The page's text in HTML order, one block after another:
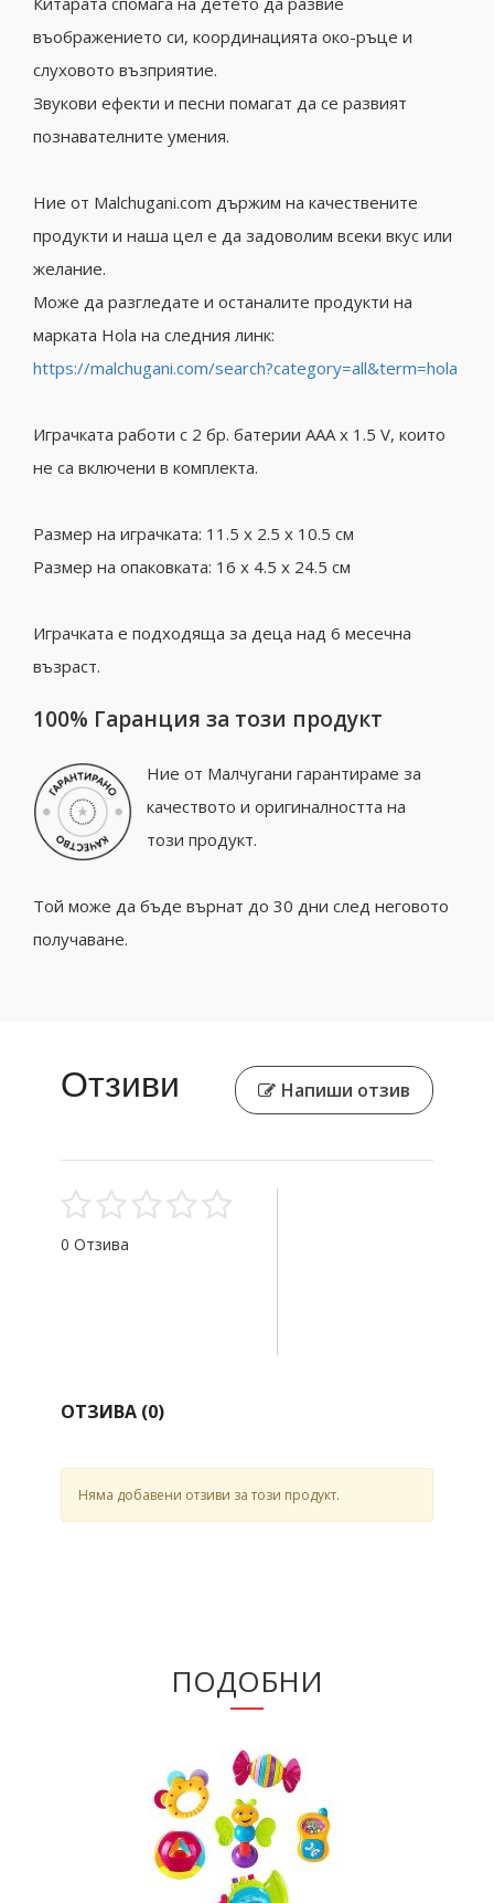
въображението си, координацията око-ръце и
слуховото възприятие.
Звукови ефекти и песни помагат да се развият
познавателните умения.
Ние от Malchugani.com държим на качествените
продукти и наша цел е да задоволим всеки вкус или
желание.
Може да разгледате и останалите продукти на
марката Hola на следния линк:
https://malchugani.com/search?category=all&term=hola
Играчката работи с 2 бр. батерии AAA x 1.5 V, които
не са включени в комплекта.
Размер на играчката: 11.5 x 2.5 x 10.5 см
Размер на опаковката: 16 x 4.5 x 24.5 см
Играчката е подходяща за деца над 6 месечна
възраст.
100% Гаранция за този продукт
Ние от Малчугани гарантираме за
качеството и оригиналността на
този продукт.
Той може да бъде върнат до 30 дни след неговото
получаване.
Отзиви Напиши отзив
0 Отзива
ОТЗИВА (0)
Няма добавени отзиви за този продукт.
ПОДОБНИ